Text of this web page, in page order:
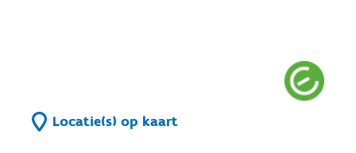
Locatie(s) op kaart